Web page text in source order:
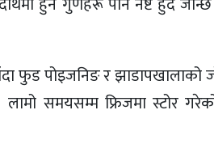
फुड पोइजनिङ र झाडापखालाको
समयसम्म फ्रिजमा स्टोर